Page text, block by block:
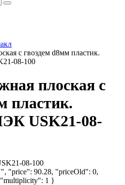
с гвоздем d8мм пластик.
08-100
плоская с
пластик.
USK21-08-
08-100
"price": 90.28, "priceOld": 0,
1 }